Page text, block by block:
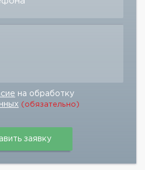
на обработку
(обязательно)